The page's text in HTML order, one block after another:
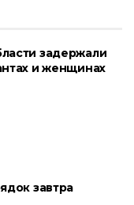
задержали
и женщинах
завтра